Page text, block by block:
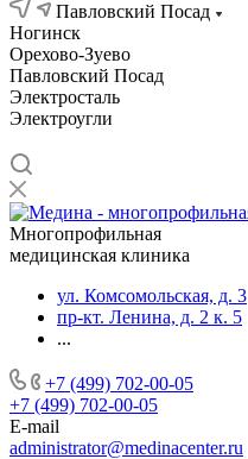
Павловский Посад
Ногинск
Орехово-Зуево
Павловский Посад
Электросталь
Электроугли
Многопрофильная
медицинская клиника
ул. Комсомольская, д. 3
пр-кт. Ленина, д. 2 к. 5
...
+7 (499) 702-00-05
+7 (499) 702-00-05
E-mail
administrator@medinacenter.ru